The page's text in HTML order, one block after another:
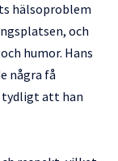
hälsoproblem
och
humor. Hans
några få
tydligt att han